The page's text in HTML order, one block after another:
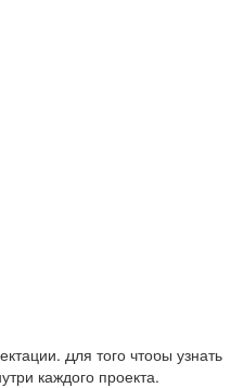
Для того чтобы узнать
каждого проекта.